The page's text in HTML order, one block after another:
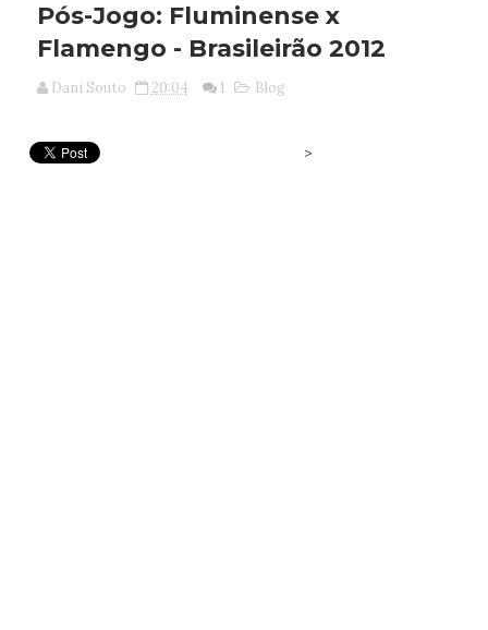
Pós-Jogo: Fluminense x
Flamengo - Brasileirão 2012
Dani Souto 20:04 1 Blog
>